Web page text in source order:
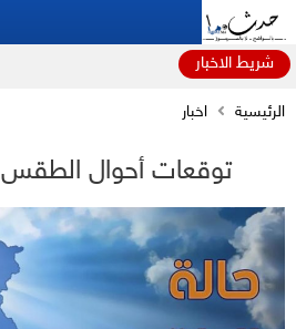
شريط الاخبار
الرئيسية اخبار
توقعات أحوال